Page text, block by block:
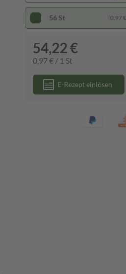
56 St (0,97
54,22 €
0,97 € / 1 St
E-Rezept einlösen